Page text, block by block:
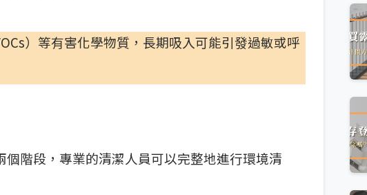
）等有害化學物質，長期吸入可能引發過敏或呼
階段，專業的清潔人員可以完整地進行環境清